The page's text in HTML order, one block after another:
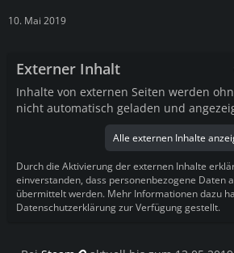
10. Mai 2019
Externer Inhalt
Inhalte von externen Seiten werden
nicht automatisch geladen und
Alle externen Inhalte
Durch die Aktivierung der externen Inhalte
einverstanden, dass personenbezogene Daten
übermittelt werden. Mehr Informationen dazu
Datenschutzerklärung zur Verfügung gestellt.